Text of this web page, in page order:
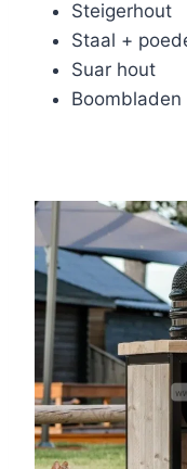
Steigerhout
Staal +
Suar hout